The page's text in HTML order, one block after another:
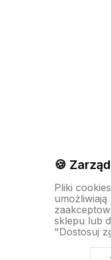
🍪
Pliki
sklepu lub
"Dostosuj